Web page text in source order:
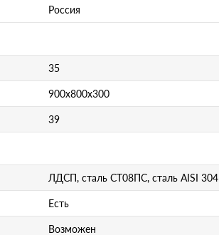
Россия
35
900х800х300
39
ЛДСП, сталь СТ08ПС, сталь AISI 304
Есть
Возможен